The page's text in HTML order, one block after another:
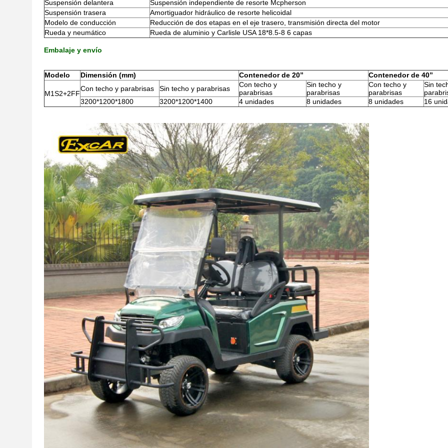
Suspensión delantera
Suspensión independiente de resorte Mcpherson
Suspensión trasera
Amortiguador hidráulico de resorte helicoidal
Modelo de conducción
Reducción de dos etapas en el eje trasero, transmisión directa del motor
Rueda y neumático
Rueda de aluminio y Carlisle USA 18*8.5-8 6 capas
Embalaje y envío
Modelo Dimensión (mm) Contenedor de 20” Contenedor de 40”
M1S2+2FF
Con techo y parabrisas Sin techo y parabrisas
Con techo y
parabrisas
Sin techo y
parabrisas
Con techo y
parabrisas
Sin
3200*1200*1800
3200*1200*1400 4 unidades 8 unidades 8 unidades 16